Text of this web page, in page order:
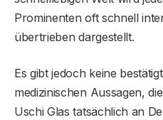
Prominenten oft schnell
übertrieben dargestellt.
Es gibt jedoch keine
medizinischen Aussagen,
Uschi Glas tatsächlich an